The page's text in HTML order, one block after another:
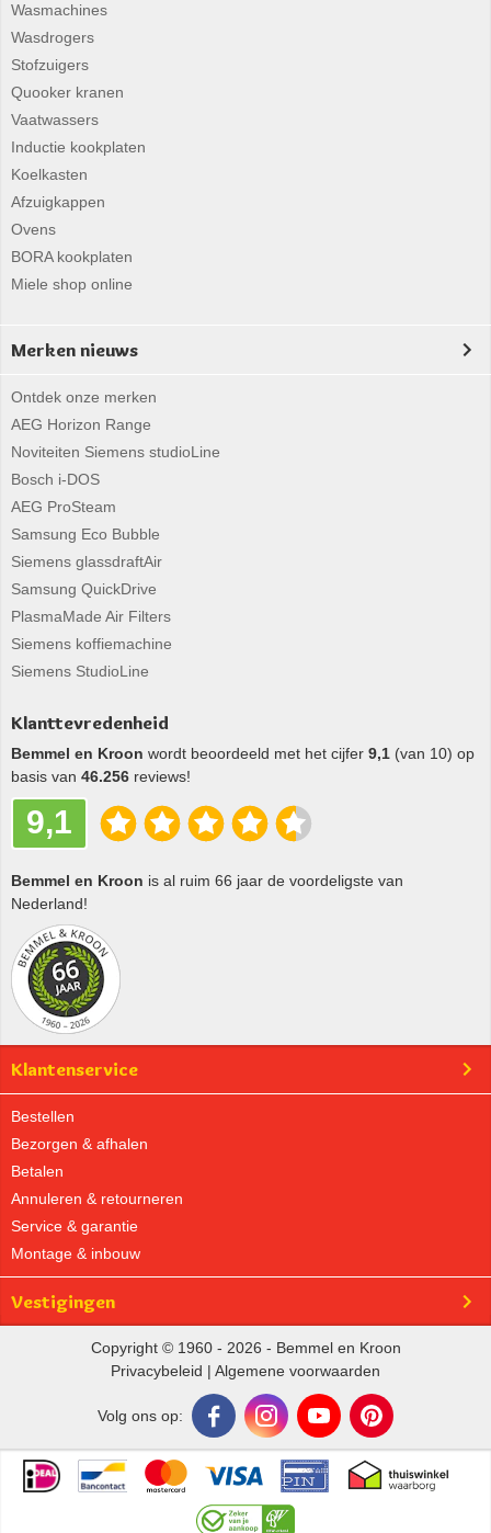
Wasmachines
Wasdrogers
Stofzuigers
Quooker kranen
Vaatwassers
Inductie kookplaten
Koelkasten
Afzuigkappen
Ovens
BORA kookplaten
Miele shop online
Merken nieuws
Ontdek onze merken
AEG Horizon Range
Noviteiten Siemens studioLine
Bosch i-DOS
AEG ProSteam
Samsung Eco Bubble
Siemens glassdraftAir
Samsung QuickDrive
PlasmaMade Air Filters
Siemens koffiemachine
Siemens StudioLine
Klanttevredenheid
Bemmel en Kroon wordt beoordeeld met het cijfer 9,1 (van 10) op
basis van 46.256 reviews!
9,1
Bemmel en Kroon is al ruim 66 jaar de voordeligste van
Nederland!
Klantenservice
Bestellen
Bezorgen & afhalen
Betalen
Annuleren & retourneren
Service & garantie
Montage & inbouw
Vestigingen
Copyright © 1960 - 2026 - Bemmel en Kroon
Privacybeleid | Algemene voorwaarden
Volg ons op: